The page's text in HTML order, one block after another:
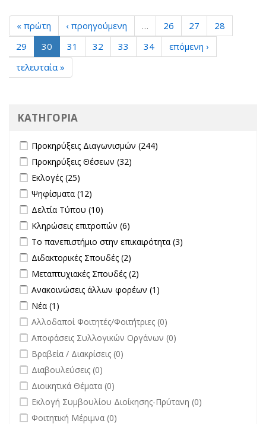
« πρώτη ‹ προηγούμενη … 26 27
28
29
30 31 32 33 34
επόμενη ›
τελευταία »
ΚΑΤΗΓΟΡΙΑ
Apply Προκηρύξεις Διαγωνισμών filter
Προκηρύξεις Διαγωνισμών (244)
Apply Προκηρύξεις Θέσεων filter
Προκηρύξεις Θέσεων (32)
Apply Εκλογές filter
Εκλογές (25)
Apply Ψηφίσματα filter
Ψηφίσματα (12)
Apply Δελτία Τύπου filter
Δελτία Τύπου (10)
Apply Κληρώσεις επιτροπών filter
Κληρώσεις επιτροπών (6)
Apply Το πανεπιστήμιο στην επικαιρότητα filter
Το πανεπιστήμιο στην επικαιρότητα (3)
Apply Διδακτορικές Σπουδές filter
Διδακτορικές Σπουδές (2)
Apply Μεταπτυχιακές Σπουδές filter
Μεταπτυχιακές Σπουδές (2)
Apply Ανακοινώσεις άλλων φορέων filter
Ανακοινώσεις άλλων φορέων (1)
Apply Νέα filter
Νέα (1)
undefined
Αλλοδαποί Φοιτητές/Φοιτήτριες (0)
undefined
Αποφάσεις Συλλογικών Οργάνων (0)
undefined
Βραβεία / Διακρίσεις (0)
undefined
Διαβουλεύσεις (0)
undefined
Διοικητικά Θέματα (0)
undefined
Εκλογή Συμβουλίου Διοίκησης-Πρύτανη (0)
undefined
Φοιτητική Μέριμνα (0)